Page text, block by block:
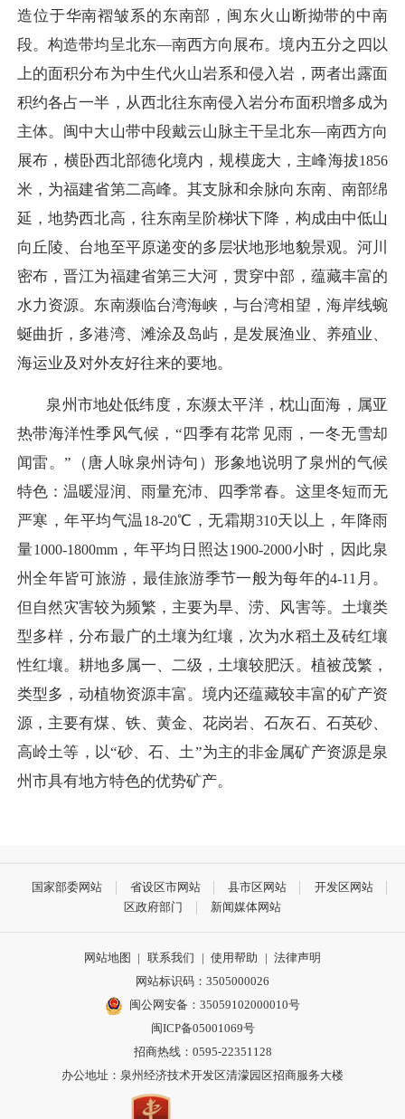
造位于华南褶皱系的东南部，闽东火山断拗带的中南
段。构造带均呈北东—南西方向展布。境内五分之四以
上的面积分布为中生代火山岩系和侵入岩，两者出露面
积约各占一半，从西北往东南侵入岩分布面积增多成为
主体。闽中大山带中段戴云山脉主干呈北东—南西方向
展布，横卧西北部德化境内，规模庞大，主峰海拔1856
米，为福建省第二高峰。其支脉和余脉向东南、南部绵
延，地势西北高，往东南呈阶梯状下降，构成由中低山
向丘陵、台地至平原递变的多层状地形地貌景观。河川
密布，晋江为福建省第三大河，贯穿中部，蕴藏丰富的
水力资源。东南濒临台湾海峡，与台湾相望，海岸线蜿
蜒曲折，多港湾、滩涂及岛屿，是发展渔业、养殖业、
海运业及对外友好往来的要地。
泉州市地处低纬度，东濒太平洋，枕山面海，属亚
热带海洋性季风气候，“四季有花常见雨，一冬无雪却
闻雷。”（唐人咏泉州诗句）形象地说明了泉州的气候
特色：温暖湿润、雨量充沛、四季常春。这里冬短而无
严寒，年平均气温18-20℃，无霜期310天以上，年降雨
量1000-1800mm，年平均日照达1900-2000小时，因此泉
州全年皆可旅游，最佳旅游季节一般为每年的4-11 月。
但自然灾害较为频繁，主要为旱、涝、风害等。土壤类
型多样，分布最广的土壤为红壤，次为水稻土及砖红壤
性红壤。耕地多属一、二级，土壤较肥沃。植被茂繁，
类型多，动植物资源丰富。境内还蕴藏较丰富的矿产资
源，主要有煤、铁、黄金、花岗岩、石灰石、石英砂、
高岭土等，以“砂、石、土”为主的非金属矿产资源是泉
州市具有地方特色的优势矿产。
国家部委网站 省设区市网站 县市区网站
开发区网站
区政府部门
新闻媒体网站
网站地图 | 联系我们 | 使用帮助 | 法律声明
网站标识码：3505000026
闽公网安备：35059102000010号
闽ICP备05001069号
招商热线：0595-22351128
办公地址：泉州经济技术开发区清濛园区招商服务大楼